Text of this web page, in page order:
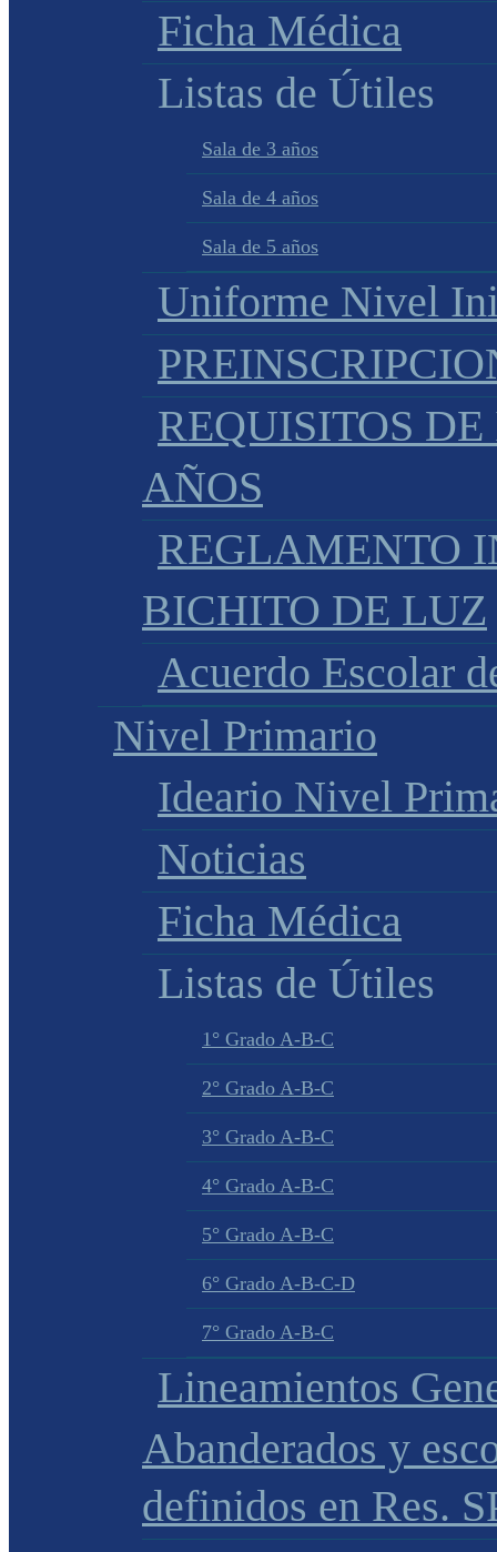
Ficha Médica
Listas de Útiles
Sala de 3 años
Sala de 4 años
Sala de 5 años
Uniforme Nivel
REQUISITOS
AÑOS
REGLAMENTO
BICHITO DE LUZ
Acuerdo Escolar
Nivel Primario
Ideario Nivel
Noticias
Ficha Médica
Listas de Útiles
1° Grado A-B-C
2° Grado A-B-C
3° Grado A-B-C
4° Grado A-B-C
5° Grado A-B-C
6° Grado A-B-C-D
7° Grado A-B-C
Lineamientos
Abanderados y
definidos en Res.